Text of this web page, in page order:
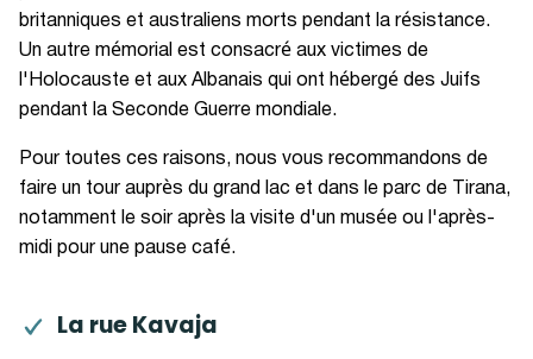
britanniques et australiens morts pendant la résistance.
Un autre mémorial est consacré aux victimes de
l'Holocauste et aux Albanais qui ont hébergé des Juifs
pendant la Seconde Guerre mondiale.
Pour toutes ces raisons, nous vous recommandons de
faire un tour auprès du grand lac et dans le parc de Tirana,
notamment le soir après la visite d'un musée ou l'après-
midi pour une pause café.
La rue Kavaja